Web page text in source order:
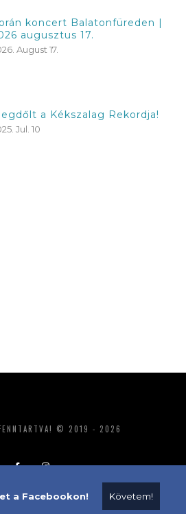
koncert Balatonfüreden |
augusztus 17.
August 17.
a Kékszalag Rekordja!
Jul. 10
© 2019 - 2026
IMPRESSZUM MÉDIAAJÁNLAT
a Facebookon! Követem!